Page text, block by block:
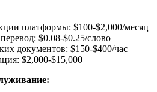
платформы: $100-$2,000/месяц
$0.08-$0.25/слово
документов: $150-$400/час
$2,000-$15,000